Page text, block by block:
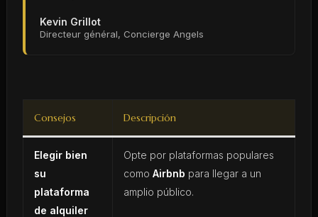
Kevin Grillot
Directeur général, Concierge Angels
Consejos Descripción
Elegir bien
su
plataforma
de alquiler
Opte por plataformas populares
como Airbnb para llegar a un
amplio público.